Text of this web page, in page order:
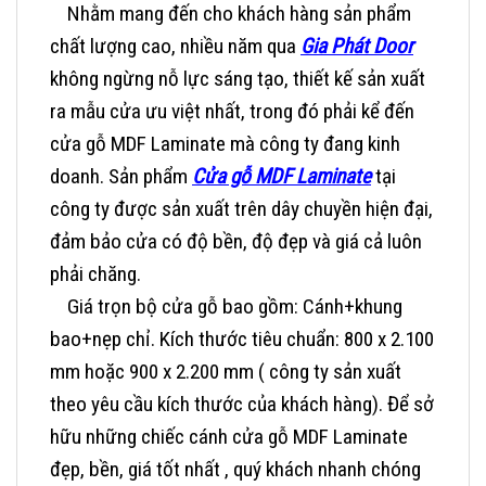
Nhằm mang đến cho khách hàng sản phẩm
chất lượng cao, nhiều năm qua Gia Phát Door
không ngừng nỗ lực sáng tạo, thiết kế sản xuất
ra mẫu cửa ưu việt nhất, trong đó phải kể đến
cửa gỗ MDF Laminate mà công ty đang kinh
doanh. Sản phẩm Cửa gỗ MDF Laminatetại
công ty được sản xuất trên dây chuyền hiện đại,
đảm bảo cửa có độ bền, độ đẹp và giá cả luôn
phải chăng.
Giá trọn bộ cửa gỗ bao gồm: Cánh+khung
bao+nẹp chỉ. Kích thước tiêu chuẩn: 800 x 2.100
mm hoặc 900 x 2.200 mm ( công ty sản xuất
theo yêu cầu kích thước của khách hàng). Để sở
hữu những chiếc cánh cửa gỗ MDF Laminate
đẹp, bền, giá tốt nhất , quý khách nhanh chóng